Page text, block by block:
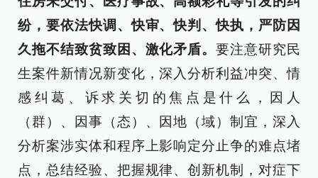
纷，要依法快调、快审、快判、快执，严防因
久拖不结致贫致困、激化矛盾。要注意研究民
生案件新情况新变化，深入分析利益冲突、情
感纠葛、诉求关切的焦点是什么，因人
（群）、因事（态）、因地（域）制宜，深入
分析案涉实体和程序上影响定分止争的难点堵
点，总结经验、把握规律、创新机制，对症下